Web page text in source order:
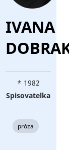
IVANA
* 1982
Spisovateľka
próza